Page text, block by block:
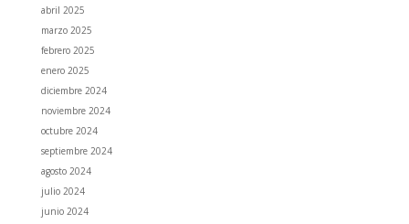
abril 2025
marzo 2025
febrero 2025
enero 2025
diciembre 2024
noviembre 2024
octubre 2024
septiembre 2024
agosto 2024
julio 2024
junio 2024